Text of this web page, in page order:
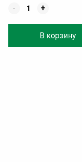
-
+
В корзину